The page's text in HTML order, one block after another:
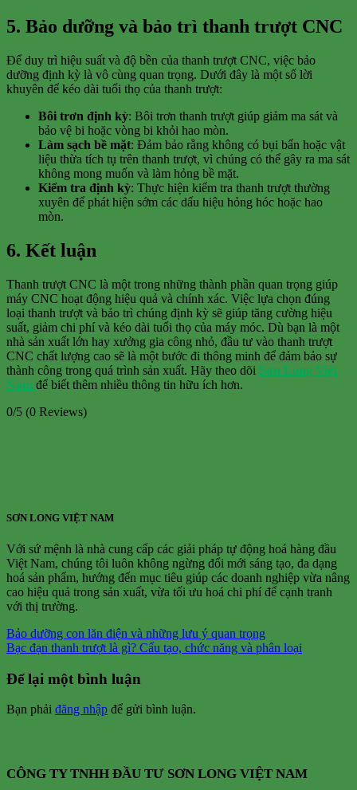
5. Bảo dưỡng và bảo trì thanh trượt CNC
Để duy trì hiệu suất và độ bền của thanh trượt CNC, việc bảo
dưỡng định kỳ là vô cùng quan trọng. Dưới đây là một số lời
khuyên để kéo dài tuổi thọ của thanh trượt:
Bôi trơn định kỳ: Bôi trơn thanh trượt giúp giảm ma sát và
bảo vệ bi hoặc vòng bi khỏi hao mòn.
Làm sạch bề mặt: Đảm bảo rằng không có bụi bẩn hoặc vật
liệu thừa tích tụ trên thanh trượt, vì chúng có thể gây ra ma sát
không mong muốn và làm hỏng bề mặt.
Kiểm tra định kỳ: Thực hiện kiểm tra thanh trượt thường
xuyên để phát hiện sớm các dấu hiệu hỏng hóc hoặc hao
mòn.
6. Kết luận
Thanh trượt CNC là một trong những thành phần quan trọng giúp
máy CNC hoạt động hiệu quả và chính xác. Việc lựa chọn đúng
loại thanh trượt và bảo trì chúng định kỳ sẽ giúp tăng cường hiệu
suất, giảm chi phí và kéo dài tuổi thọ của máy móc. Dù bạn là một
nhà sản xuất lớn hay xưởng gia công nhỏ, đầu tư vào thanh trượt
CNC chất lượng cao sẽ là một bước đi thông minh để đảm bảo sự
thành công trong quá trình sản xuất. Hãy theo dõi Sơn Long Việt
Nam để biết thêm nhiều thông tin hữu ích hơn.
0/5 (0 Reviews)
SƠN LONG VIỆT NAM
Với sứ mệnh là nhà cung cấp các giải pháp tự động hoá hàng đầu
Việt Nam, chúng tôi luôn không ngừng đổi mới sáng tạo, đa dạng
hoá sản phẩm, hướng đến mục tiêu giúp các doanh nghiệp vừa nâng
cao hiệu quả trong sản xuất, vừa tối ưu hoá chi phí để cạnh tranh
với thị trường.
Bảo dưỡng con lăn điện và những lưu ý quan trọng
Bạc đạn thanh trượt là gì? Cấu tạo, chức năng và phân loại
Để lại một bình luận
Bạn phải đăng nhập để gửi bình luận.
CÔNG TY TNHH ĐẦU TƯ SƠN LONG VIỆT NAM